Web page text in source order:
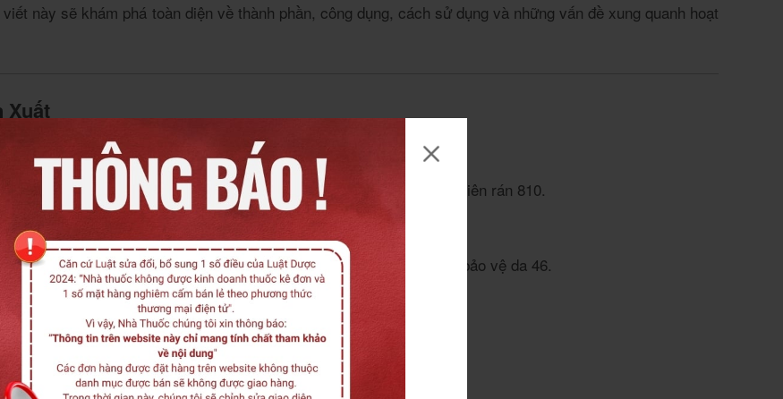
này sẽ khám phá toàn diện về thành phần, công dụng, cách sử dụng và những vấn đề xung quanh hoạt
Xuất
palmitic (44%) – giúp dầu ổn định ở nhiệt độ cao, lý tưởng cho chiên rán 810.
linoleic (10%) – hỗ trợ cân bằng cholesterol và tim mạch
gấp 15 lần cà rốt – tăng cường thị lực và chống oxy hóa
gấp 40–60 lần vitamin E thông thường – ngăn ngừa lão hóa và bảo vệ da 46.
tách dầu thô.